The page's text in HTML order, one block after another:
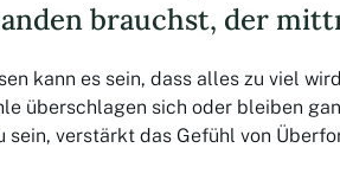
brauchst, der
kann es sein, dass alles zu viel
überschlagen sich oder bleiben
sein, verstärkt das Gefühl von